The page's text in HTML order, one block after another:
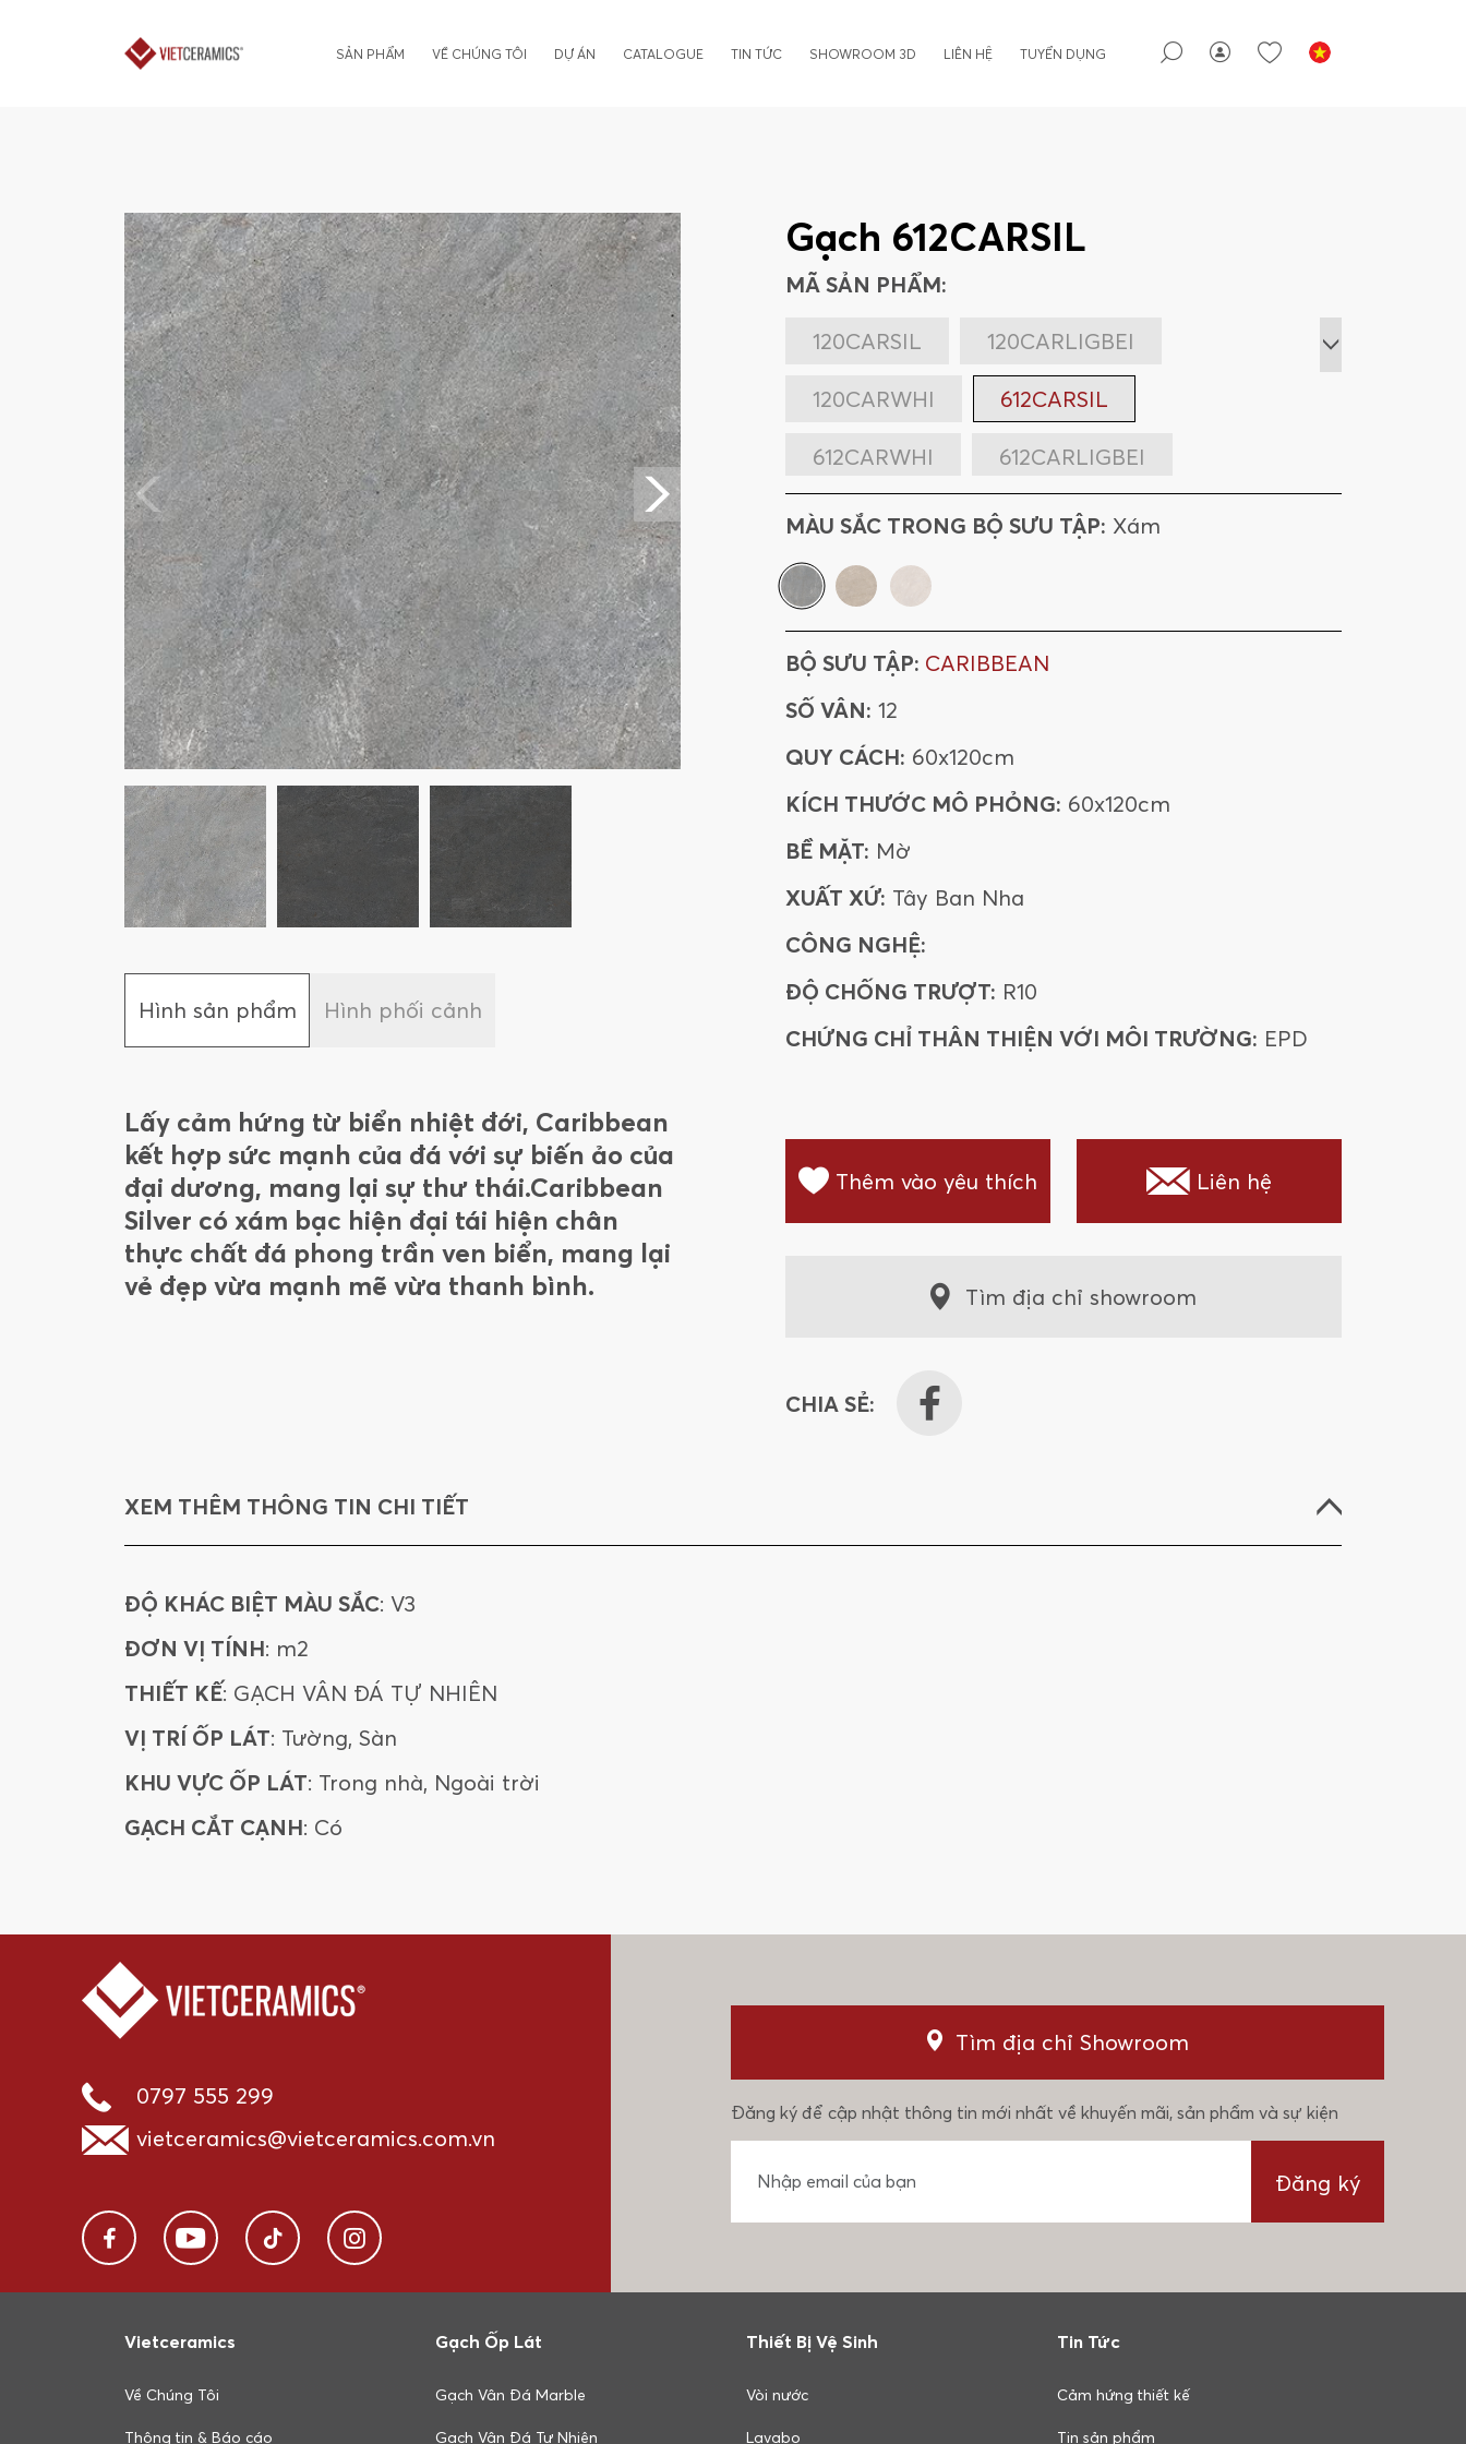
SẢN PHẨM VỀ CHÚNG TÔI DỰ ÁN CATALOGUE TIN TỨC SHOWROOM 3D LIÊN HỆ TUYỂN DỤNG
Hình sản phẩm Hình phối cảnh
Lấy cảm hứng từ biển nhiệt đới, Caribbean
kết hợp sức mạnh của đá với sự biến ảo của
đại dương, mang lại sự thư thái.Caribbean
Silver có xám bạc hiện đại tái hiện chân
thực chất đá phong trần ven biển, mang lại
vẻ đẹp vừa mạnh mẽ vừa thanh bình.
Gạch 612CARSIL
MÃ SẢN PHẨM:
120CARSIL 120CARLIGBEI
120CARWHI 612CARSIL
612CARWHI 612CARLIGBEI
MÀU SẮC TRONG BỘ SƯU TẬP: Xám
BỘ SƯU TẬP: CARIBBEAN
SỐ VÂN: 12
QUY CÁCH: 60x120cm
KÍCH THƯỚC MÔ PHỎNG: 60x120cm
BỀ MẶT: Mờ
XUẤT XỨ: Tây Ban Nha
CÔNG NGHỆ:
ĐỘ CHỐNG TRƯỢT: R10
CHỨNG CHỈ THÂN THIỆN VỚI MÔI TRƯỜNG: EPD
Thêm vào yêu thích Liên hệ
Tìm địa chỉ showroom
CHIA SẺ:
XEM THÊM THÔNG TIN CHI TIẾT
ĐỘ KHÁC BIỆT MÀU SẮC: V3
ĐƠN VỊ TÍNH: m2
THIẾT KẾ: GẠCH VÂN ĐÁ TỰ NHIÊN
VỊ TRÍ ỐP LÁT: Tường, Sàn
KHU VỰC ỐP LÁT: Trong nhà, Ngoài trời
GẠCH CẮT CẠNH: Có
0797 555 299
vietceramics@vietceramics.com.vn
Tìm địa chỉ Showroom
Đăng ký để cập nhật thông tin mới nhất về khuyến mãi, sản phẩm và sự kiện
Đăng ký
Vietceramics
Về Chúng Tôi
Thông tin & Báo cáo
Gạch Ốp Lát
Gạch Vân Đá Marble
Gạch Vân Đá Tự Nhiên
Thiết Bị Vệ Sinh
Vòi nước
Lavabo
Tin Tức
Cảm hứng thiết kế
Tin sản phẩm